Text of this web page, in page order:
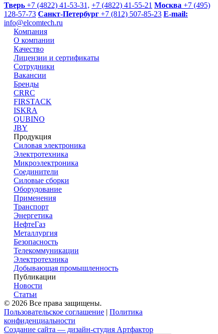
Тверь +7 (4822) 41-53-31, +7 (4822) 41-55-21 Москва +7 (495)
128-57-73 Санкт-Петербург +7 (812) 507-85-23 E-mail:
info@elcomtech.ru
Компания
О компании
Качество
Лицензии и сертификаты
Сотрудники
Вакансии
Бренды
CRRC
FIRSTACK
ISKRA
QUBINO
JBY
Продукция
Силовая электроника
Электротехника
Микроэлектроника
Cоединители
Силовые сборки
Оборудование
Применения
Транспорт
Энергетика
НефтеГаз
Металлургия
Безопасность
Телекоммуникации
Электротехника
Добывающая промышленность
Публикации
Новости
Статьи
© 2026 Все права защищены.
Пользовательское соглашение | Политика
конфиденциальности
Создание сайта — дизайн-студия Артфактор